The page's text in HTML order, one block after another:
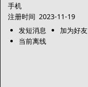
手机
注册时间 2023-11-19
发短消息
加为好友
当前离线